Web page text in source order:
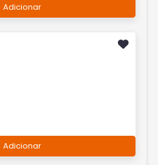
Adicionar
Adicionar